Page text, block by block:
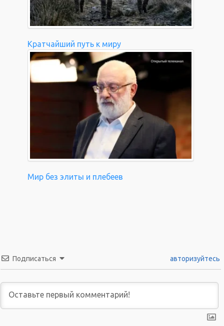
Кратчайший путь к миру
Мир без элиты и плебеев
Подписаться авторизуйтесь